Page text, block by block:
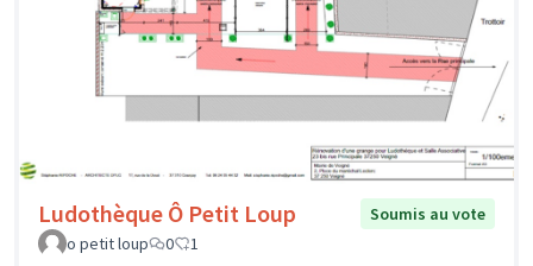
Ludothèque Ô Petit Loup
Soumis au vote
o petit loup
0 1